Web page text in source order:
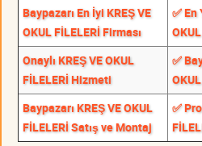
Baypazarı En İyi KREŞ VE
OKUL FİLELERİ Firması
✅ En
Onaylı KREŞ VE OKUL
FİLELERİ Hizmeti
✅
Baypazarı KREŞ VE OKUL
FİLELERİ Satış ve Montaj
✅